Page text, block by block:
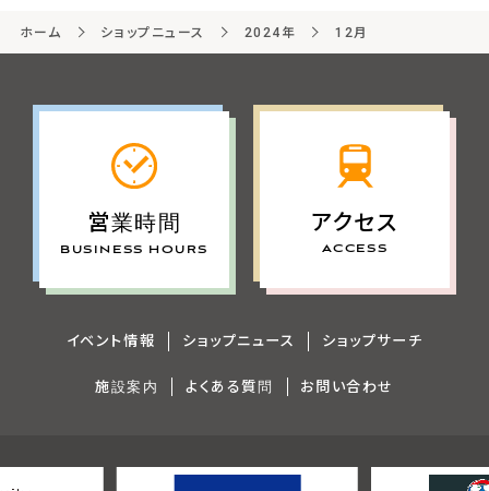
ホーム ショップニュース 2024年 12月
営業時間
BUSINESS HOURS
アクセス
ACCESS
イベント情報 ショップニュース ショップサーチ
施設案内 よくある質問 お問い合わせ